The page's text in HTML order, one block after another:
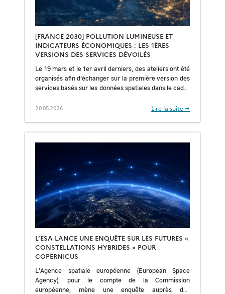
[FRANCE 2030] POLLUTION LUMINEUSE ET
INDICATEURS ÉCONOMIQUES : LES 1ÈRES
VERSIONS DES SERVICES DÉVOILÉS
Le 19 mars et le 1er avril derniers, des ateliers ont été
organisés afin d’échanger sur la première version des
services basés sur les données spatiales dans le cadre
20.05.2026 Lire la suite →
L’ESA LANCE UNE ENQUÊTE SUR LES FUTURES «
CONSTELLATIONS HYBRIDES » POUR
COPERNICUS
L’Agence spatiale européenne (European Space
Agency), pour le compte de la Commission
européenne, mène une enquête auprès des